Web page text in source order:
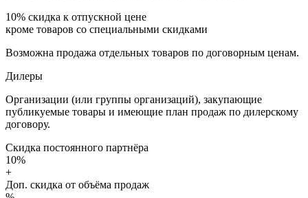
10% скидка к отпускной цене
кроме товаров со специальными скидками
Возможна продажа отдельных товаров по договорным ценам.
Дилеры
Организации (или группы организаций), закупающие
публикуемые товары и имеющие план продаж по дилерскому
договору.
Скидка постоянного партнёра
10%
+
Доп. скидка от объёма продаж